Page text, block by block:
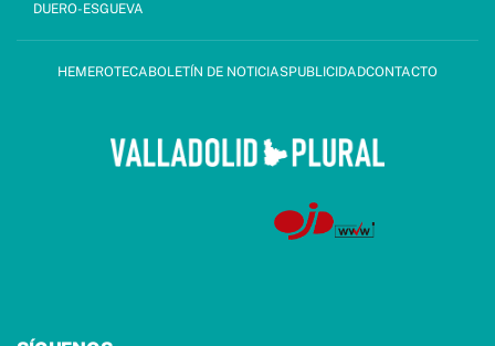
DUERO-ESGUEVA
HEMEROTECABOLETÍN DE NOTICIASPUBLICIDADCONTACTO